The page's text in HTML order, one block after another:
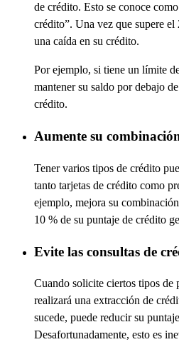
de crédito. Esto se conoce
crédito”. Una vez que supere
una caída en su crédito.
Por ejemplo, si tiene un límite
mantener su saldo por debajo
crédito.
Aumente su
Tener varios tipos de crédito
tanto tarjetas de crédito como
ejemplo, mejora su
10 % de su puntaje de crédito
Evite las consultas de
Cuando solicite ciertos tipos de
realizará una extracción de
sucede, puede reducir su
Desafortunadamente, esto es